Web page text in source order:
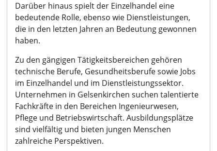
Darüber hinaus spielt der Einzelhandel eine
bedeutende Rolle, ebenso wie Dienstleistungen,
die in den letzten Jahren an Bedeutung gewonnen
haben.
Zu den gängigen Tätigkeitsbereichen gehören
technische Berufe, Gesundheitsberufe sowie Jobs
im Einzelhandel und im Dienstleistungssektor.
Unternehmen in Gelsenkirchen suchen talentierte
Fachkräfte in den Bereichen Ingenieurwesen,
Pflege und Betriebswirtschaft. Ausbildungsplätze
sind vielfältig und bieten jungen Menschen
zahlreiche Perspektiven.